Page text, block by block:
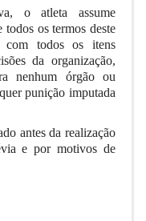
o atleta assume
todos os termos deste
com todos os itens
da organização,
nenhum órgão ou
punição imputada
antes da realização
e por motivos de